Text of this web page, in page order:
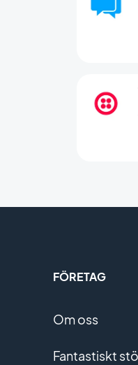
FÖRETAG
Om oss
Fantastiskt